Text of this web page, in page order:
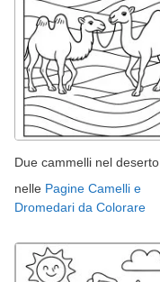
Due cammelli nel deserto
nelle Pagine Camelli e
Dromedari da Colorare